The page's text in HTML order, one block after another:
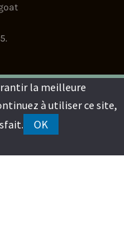
la meilleure
à utiliser ce site,
OK